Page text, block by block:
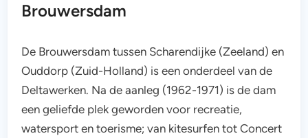
Brouwersdam
De Brouwersdam tussen Scharendijke (Zeeland) en
Ouddorp (Zuid-Holland) is een onderdeel van de
Deltawerken. Na de aanleg (1962-1971) is de dam
een geliefde plek geworden voor recreatie,
watersport en toerisme; van kitesurfen tot Concert